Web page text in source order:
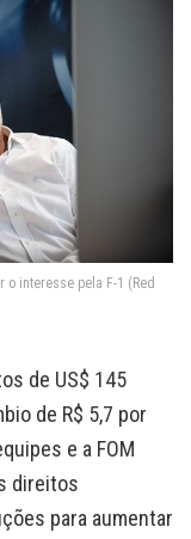
interesse pela F-1 (Red
de US$ 145
de R$ 5,7 por
e a FOM
direitos
para aumentar